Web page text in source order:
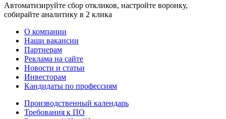
Автоматизируйте сбор откликов, настройте воронку,
собирайте аналитику в 2 клика
О компании
Наши вакансии
Партнерам
Реклама на сайте
Новости и статьи
Инвесторам
Кандидаты по профессиям
Производственный календарь
Требования к ПО